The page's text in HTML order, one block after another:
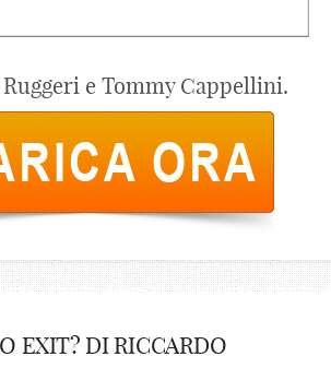
e Tommy Cappellini.
EXIT? DI RICCARDO